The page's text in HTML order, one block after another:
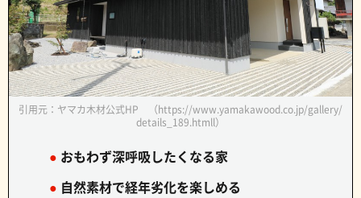
引用元：ヤマカ木材公式HP （https://www.yamakawood.co.jp/gallery/
details_189.htmll）
● おもわず深呼吸したくなる家
● 自然素材で経年劣化を楽しめる